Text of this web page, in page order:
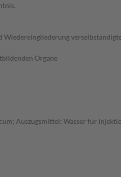
Organe
Auszugsmittel: Wasser für